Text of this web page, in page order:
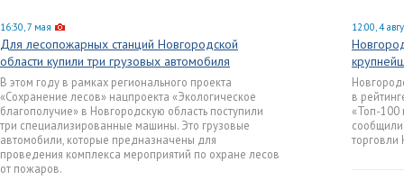
16:30, 7 мая
Для лесопожарных станций Новгородской
области купили три грузовых автомобиля
В этом году в рамках регионального проекта
«Сохранение лесов» нацпроекта «Экологическое
благополучие» в Новгородскую область поступили
три специализированные машины. Это грузовые
автомобили, которые предназначены для
проведения комплекса мероприятий по охране лесов
от пожаров.
12:00, 4
в
«Топ-100
торговли